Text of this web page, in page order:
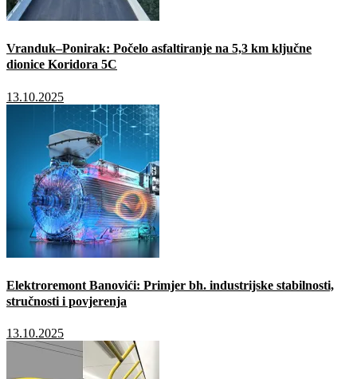
Vranduk–Ponirak: Počelo asfaltiranje na 5,3 km ključne
dionice Koridora 5C
13.10.2025
Elektroremont Banovići: Primjer bh. industrijske stabilnosti,
stručnosti i povjerenja
13.10.2025